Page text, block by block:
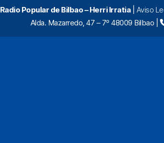
Radio Popular de Bilbao – Herri Irratia| Aviso
Alda. Mazarredo, 47 – 7º 48009 Bilbao |